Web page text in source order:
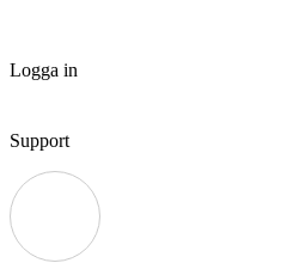
Logga in
Support